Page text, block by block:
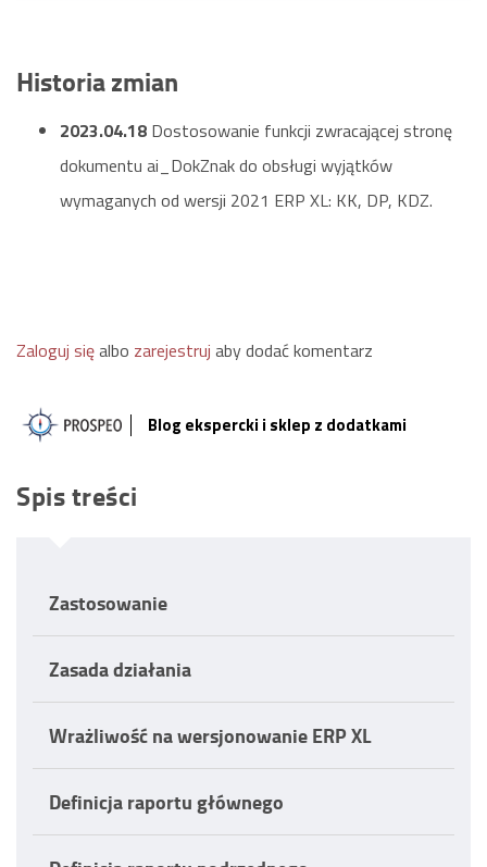
Historia zmian
2023.04.18 Dostosowanie funkcji zwracającej stronę
dokumentu ai_DokZnak do obsługi wyjątków
wymaganych od wersji 2021 ERP XL: KK, DP, KDZ.
Zaloguj sięalbo zarejestruj aby dodać komentarz
Blog ekspercki i sklep z dodatkami
Spis treści
Zastosowanie
Zasada działania
Wrażliwość na wersjonowanie ERP XL
Definicja raportu głównego